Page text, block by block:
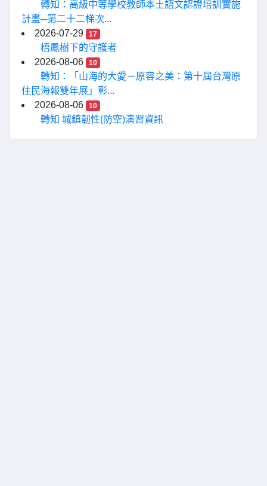
轉知：高級中等學校教師本土語文認證培訓實施
計畫─第二十二梯次...
2026-07-29
17
梧鳳樹下的守護者
2026-08-06
10
轉知：「山海的大愛－原容之美：第十屆台灣原
住民海報雙年展」彰...
2026-08-06
10
轉知 城鎮韌性(防空)演習資訊